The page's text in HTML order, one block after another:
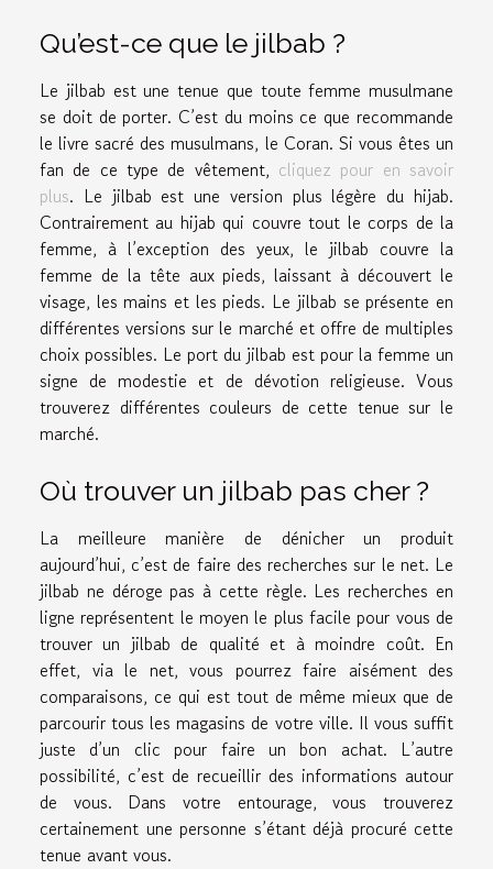
Qu’est-ce que le jilbab ?
Le jilbab est une tenue que toute femme musulmane
se doit de porter. C’est du moins ce que recommande
le livre sacré des musulmans, le Coran. Si vous êtes un
fan de ce type de vêtement, cliquez pour en savoir
plus. Le jilbab est une version plus légère du hijab.
Contrairement au hijab qui couvre tout le corps de la
femme, à l’exception des yeux, le jilbab couvre la
femme de la tête aux pieds, laissant à découvert le
visage, les mains et les pieds. Le jilbab se présente en
différentes versions sur le marché et offre de multiples
choix possibles. Le port du jilbab est pour la femme un
signe de modestie et de dévotion religieuse. Vous
trouverez différentes couleurs de cette tenue sur le
marché.
Où trouver un jilbab pas cher ?
La meilleure manière de dénicher un produit
aujourd’hui, c’est de faire des recherches sur le net. Le
jilbab ne déroge pas à cette règle. Les recherches en
ligne représentent le moyen le plus facile pour vous de
trouver un jilbab de qualité et à moindre coût. En
effet, via le net, vous pourrez faire aisément des
comparaisons, ce qui est tout de même mieux que de
parcourir tous les magasins de votre ville. Il vous suffit
juste d’un clic pour faire un bon achat. L’autre
possibilité, c’est de recueillir des informations autour
de vous. Dans votre entourage, vous trouverez
certainement une personne s’étant déjà procuré cette
tenue avant vous.